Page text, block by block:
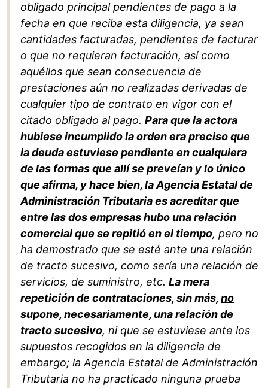
obligado principal pendientes de pago a la
fecha en que reciba esta diligencia, ya sean
cantidades facturadas, pendientes de facturar
o que no requieran facturación, así como
aquéllos que sean consecuencia de
prestaciones aún no realizadas derivadas de
cualquier tipo de contrato en vigor con el
citado obligado al pago. Para que la actora
hubiese incumplido la orden era preciso que
la deuda estuviese pendiente en cualquiera
de las formas que allí se preveían y lo único
que afirma, y hace bien, la Agencia Estatal de
Administración Tributaria es acreditar que
entre las dos empresashubo una relación
comercial que se repitió en el tiempo, pero no
ha demostrado que se esté ante una relación
de tracto sucesivo, como sería una relación de
servicios, de suministro, etc. La mera
repetición de contrataciones, sin más,no
supone, necesariamente, unarelación de
tracto sucesivo, ni que se estuviese ante los
supuestos recogidos en la diligencia de
embargo; la Agencia Estatal de Administración
Tributaria no ha practicado ninguna prueba